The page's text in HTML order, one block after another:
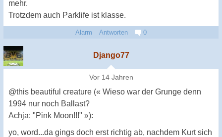
mehr.
Trotzdem auch Parklife ist klasse.
Alarm Antworten 0
Django77
Vor 14 Jahren
@this beautiful creature (« Wieso war der Grunge denn
1994 nur noch Ballast?
Achja: "Pink Moon!!!" »):
yo, word...da gings doch erst richtig ab, nachdem Kurt sich